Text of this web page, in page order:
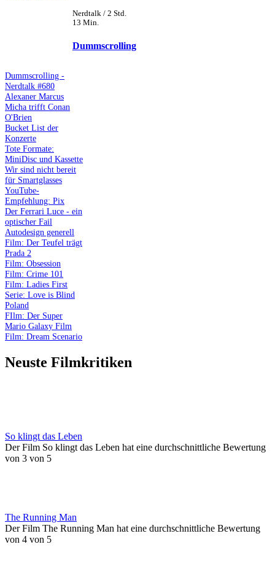
Nerdtalk / 2 Std.
13 Min.
Dummscrolling
Dummscrolling -
Nerdtalk #680
Alexaner Marcus
Micha trifft Conan
O'Brien
Bucket List der
Konzerte
Tote Formate:
MiniDisc und Kassette
Wir sind nicht bereit
für Smartglasses
YouTube-
Empfehlung: Pix
Der Ferrari Luce - ein
optischer Fail
Autodesign generell
Film: Der Teufel trägt
Prada 2
Film: Obsession
Film: Crime 101
Film: Ladies First
Serie: Love is Blind
Poland
FIlm: Der Super
Mario Galaxy Film
Film: Dream Scenario
Neuste Filmkritiken
So klingt das Leben
Der Film So klingt das Leben hat eine durchschnittliche Bewertung
von 3 von 5
The Running Man
Der Film The Running Man hat eine durchschnittliche Bewertung
von 4 von 5